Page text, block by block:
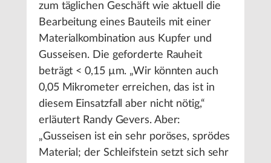
zum täglichen Geschäft wie aktuell die
Bearbeitung eines Bauteils mit einer
Materialkombination aus Kupfer und
Gusseisen. Die geforderte Rauheit
beträgt < 0,15 µm. „Wir könnten auch
0,05 Mikrometer erreichen, das ist in
diesem Einsatzfall aber nicht nötig,“
erläutert Randy Gevers. Aber:
„Gusseisen ist ein sehr poröses, sprödes
Material; der Schleifstein setzt sich sehr